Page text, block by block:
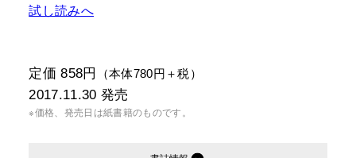
試し読みへ
定価 858円 （本体780円＋税）
2017.11.30 発売
※価格、発売日は紙書籍のものです。